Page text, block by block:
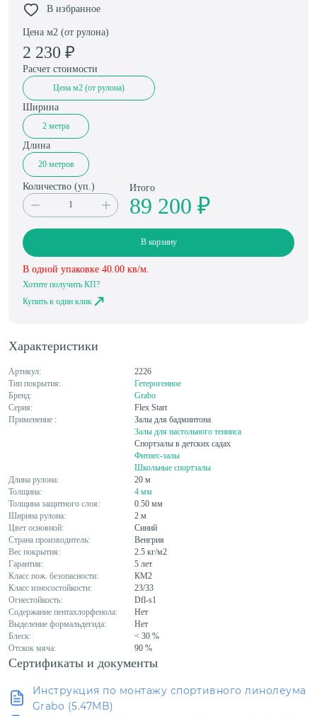
Характеристики
Артикул:
2226
Тип покрытия:
Гетерогенное
Бренд:
Grabo
Серия:
Flex Start
Применение :
Залы для бадминтона
Залы для настольного тенниса
Спортзалы в детских садах
Фитнес-залы
Школьные спортзалы
Длина рулона:
20 м
Толщина:
4 мм
Толщина защитного слоя:
0.50 мм
Ширина рулона:
2 м
Цвет основной:
Синий
Страна производитель:
Венгрия
Вес покрытия:
2.5 кг/м2
Гарантия:
5 лет
Класс пож. безопасности:
КМ2
Класс износостойкости:
23/33
Огнестойкость:
Dfl-s1
Содержание пентахлорфенола:
Нет
Выделение формальдегида:
Нет
Блеск:
< 30 %
Отскок мяча:
90 %
Сертификаты и документы
Инструкция по монтажу спортивного линолеума
Grabo (5.47MB)
Цена м2 (от рулона)
2 230 ₽
В избранное
Расчет стоимости
Цена м2 (от рулона)
Ширина
2 метра
Длина
20 метров
Количество (уп. ) Итого
89 200 ₽
В корзину
В одной упаковке 40.00 кв/м.
Хотите получить КП?
Купить в один клик